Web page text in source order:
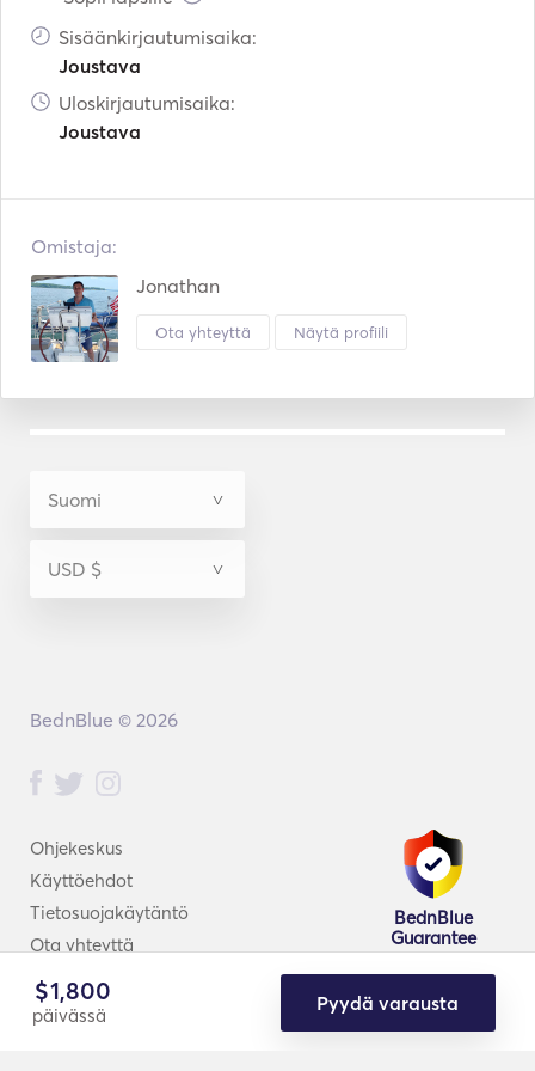
Sisäänkirjautumisaika:
Joustava
Uloskirjautumisaika:
Joustava
Omistaja:
Jonathan
Ota yhteyttä Näytä profiili
$1,800
päivässä
Pyydä varausta
Ohjekeskus
Käyttöehdot
Tietosuojakäytäntö
Ota yhteyttä
BednBlue
Guarantee
BednBlue © 2026